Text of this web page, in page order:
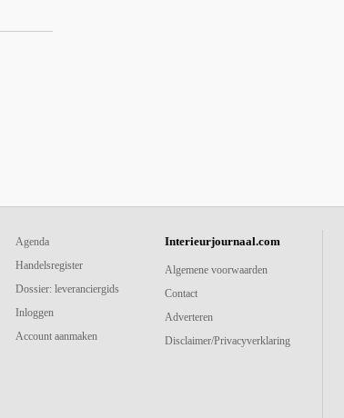
Agenda
Handelsregister
Dossier: leveranciergids
Inloggen
Account aanmaken
Interieurjournaal.com
Algemene voorwaarden
Contact
Adverteren
Disclaimer/Privacyverklaring